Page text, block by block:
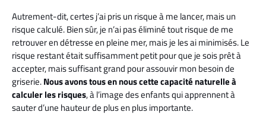
Autrement-dit, certes j’ai pris un risque à me lancer, mais un
risque calculé. Bien sûr, je n’ai pas éliminé tout risque de me
retrouver en détresse en pleine mer, mais je les ai minimisés. Le
risque restant était suffisamment petit pour que je sois prêt à
accepter, mais suffisant grand pour assouvir mon besoin de
griserie.Nous avons tous en nous cette capacité naturelle à
calculer les risques, à l’image des enfants qui apprennent à
sauter d’une hauteur de plus en plus importante.